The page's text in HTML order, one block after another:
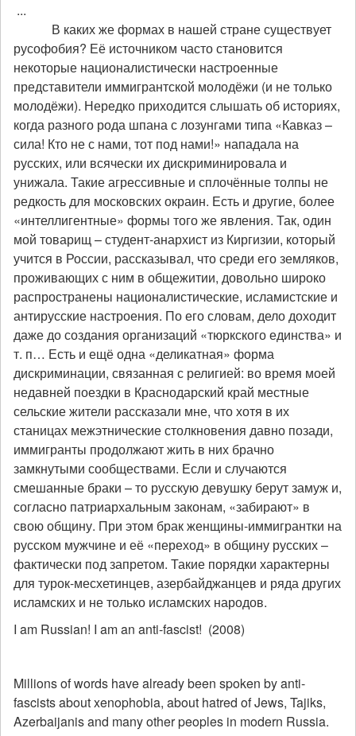
...
В каких же формах в нашей стране существует
русофобия? Её источником часто становится
некоторые националистически настроенные
представители иммигрантской молодёжи (и не только
молодёжи). Нередко приходится слышать об историях,
когда разного рода шпана с лозунгами типа «Кавказ –
сила! Кто не с нами, тот под нами!» нападала на
русских, или всячески их дискриминировала и
унижала. Такие агрессивные и сплочённые толпы не
редкость для московских окраин. Есть и другие, более
«интеллигентные» формы того же явления. Так, один
мой товарищ – студент-анархист из Киргизии, который
учится в России, рассказывал, что среди его земляков,
проживающих с ним в общежитии, довольно широко
распространены националистические, исламистские и
антирусские настроения. По его словам, дело доходит
даже до создания организаций «тюркского единства» и
т. п… Есть и ещё одна «деликатная» форма
дискриминации, связанная с религией: во время моей
недавней поездки в Краснодарский край местные
сельские жители рассказали мне, что хотя в их
станицах межэтнические столкновения давно позади,
иммигранты продолжают жить в них брачно
замкнутыми сообществами. Если и случаются
смешанные браки – то русскую девушку берут замуж и,
согласно патриархальным законам, «забирают» в
свою общину. При этом брак женщины-иммигрантки на
русском мужчине и её «переход» в общину русских –
фактически под запретом. Такие порядки характерны
для турок-месхетинцев, азербайджанцев и ряда других
исламских и не только исламских народов.
I am Russian! I am an anti-fascist! (2008)
Millions of words have already been spoken by anti-
fascists about xenophobia, about hatred of Jews, Tajiks,
Azerbaijanis and many other peoples in modern Russia.